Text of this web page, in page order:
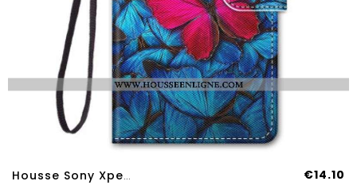
Housse Sony Xperia 10 IV Papillon Rouge Sur Fond Bleu €14.10